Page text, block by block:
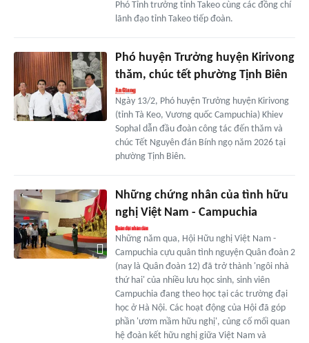
Phó Tỉnh trưởng tỉnh Takeo cùng các đồng chí
lãnh đạo tỉnh Takeo tiếp đoàn.
Phó huyện Trưởng huyện Kirivong
thăm, chúc tết phường Tịnh Biên
Ngày 13/2, Phó huyện Trưởng huyện Kirivong
(tỉnh Tà Keo, Vương quốc Campuchia) Khiev
Sophal dẫn đầu đoàn công tác đến thăm và
chúc Tết Nguyên đán Bính ngọ năm 2026 tại
phường Tịnh Biên.
Những chứng nhân của tình hữu
nghị Việt Nam - Campuchia
Những năm qua, Hội Hữu nghị Việt Nam -
Campuchia cựu quân tình nguyện Quân đoàn 2
(nay là Quân đoàn 12) đã trở thành 'ngôi nhà
thứ hai' của nhiều lưu học sinh, sinh viên
Campuchia đang theo học tại các trường đại
học ở Hà Nội. Các hoạt động của Hội đã góp
phần 'ươm mầm hữu nghị', củng cố mối quan
hệ đoàn kết hữu nghị giữa Việt Nam và